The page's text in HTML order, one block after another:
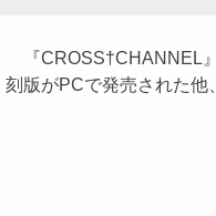
『CROSS†CHANNEL
刻版がPCで発売された他